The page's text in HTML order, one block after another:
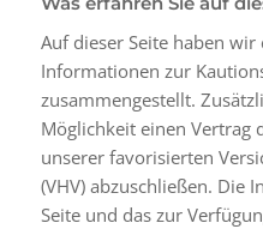
Auf dieser Seite haben
Informationen zur
zusammengestellt.
Möglichkeit einen Vertrag
unserer favorisierten
(VHV) abzuschließen. Die
Seite und das zur